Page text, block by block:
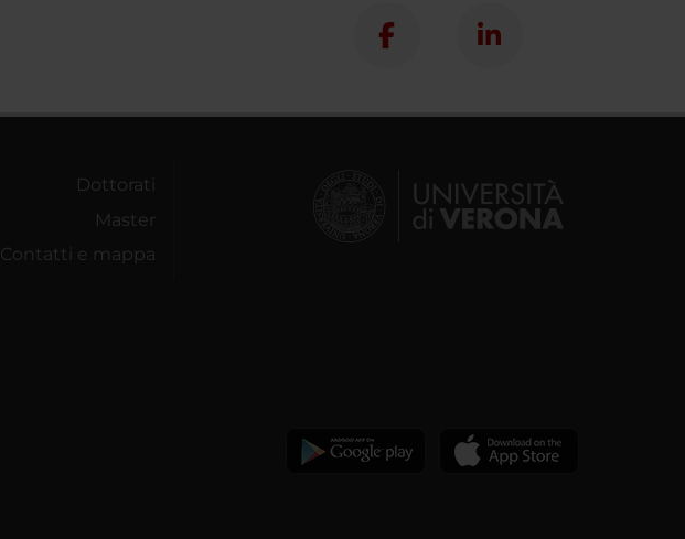
Dottorati
Master
Contatti e mappa